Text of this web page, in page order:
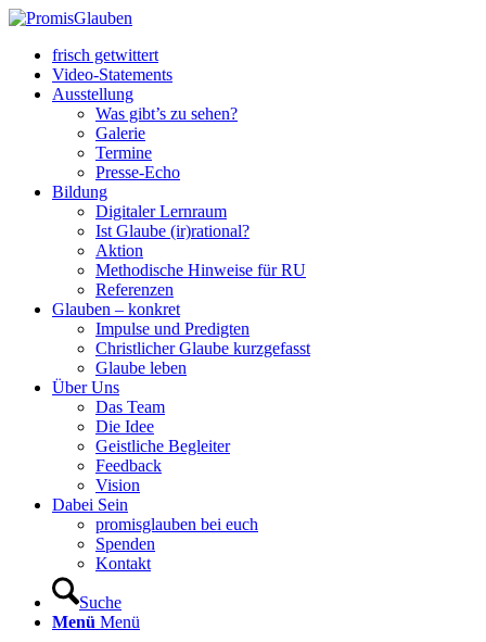
frisch getwittert
Video-Statements
Ausstellung
Was gibt’s zu sehen?
Galerie
Termine
Presse-Echo
Bildung
Digitaler Lernraum
Ist Glaube (ir)rational?
Aktion
Methodische Hinweise für RU
Referenzen
Glauben – konkret
Impulse und Predigten
Christlicher Glaube kurzgefasst
Glaube leben
Über Uns
Das Team
Die Idee
Geistliche Begleiter
Feedback
Vision
Dabei Sein
promisglauben bei euch
Spenden
Kontakt
Suche
Menü Menü